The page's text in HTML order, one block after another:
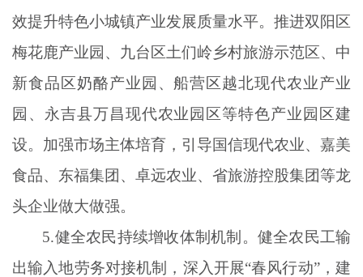
效提升特色小城镇产业发展质量水平。推进双阳区
梅花鹿产业园、九台区土们岭乡村旅游示范区、中
新食品区奶酪产业园、船营区越北现代农业产业
园、永吉县万昌现代农业园区等特色产业园区建
设。加强市场主体培育，引导国信现代农业、嘉美
食品、东福集团、卓远农业、省旅游控股集团等龙
头企业做大做强。
5.健全农民持续增收体制机制。健全农民工输
出输入地劳务对接机制，深入开展“春风行动”，建